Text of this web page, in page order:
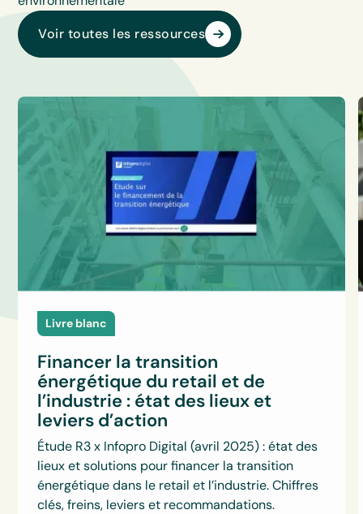
Voir toutes les ressources
Livre blanc
Financer la transition
énergétique du retail et de
l’industrie : état des lieux et
leviers d’action
Étude R3 x Infopro Digital (avril 2025) : état des
lieux et solutions pour financer la transition
énergétique dans le retail et l’industrie. Chiffres
clés, freins, leviers et recommandations.